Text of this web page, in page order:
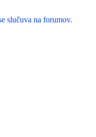
slučuva na forumov.